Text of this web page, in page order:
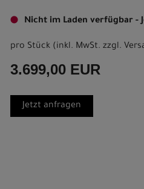
Nicht im Laden verfügbar -
pro Stück (inkl. MwSt. zzgl.
3.699,00 EUR
Jetzt anfragen